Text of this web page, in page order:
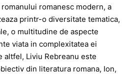
romanesc modern, a
printr-o diversitate tematica,
o multitudine de aspecte
viata in complexitatea ei
altfel, Liviu Rebreanu este
din literatura romana, Ion,